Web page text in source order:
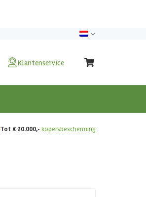
Klantenservice
Tot € 20.000,- kopersbescherming